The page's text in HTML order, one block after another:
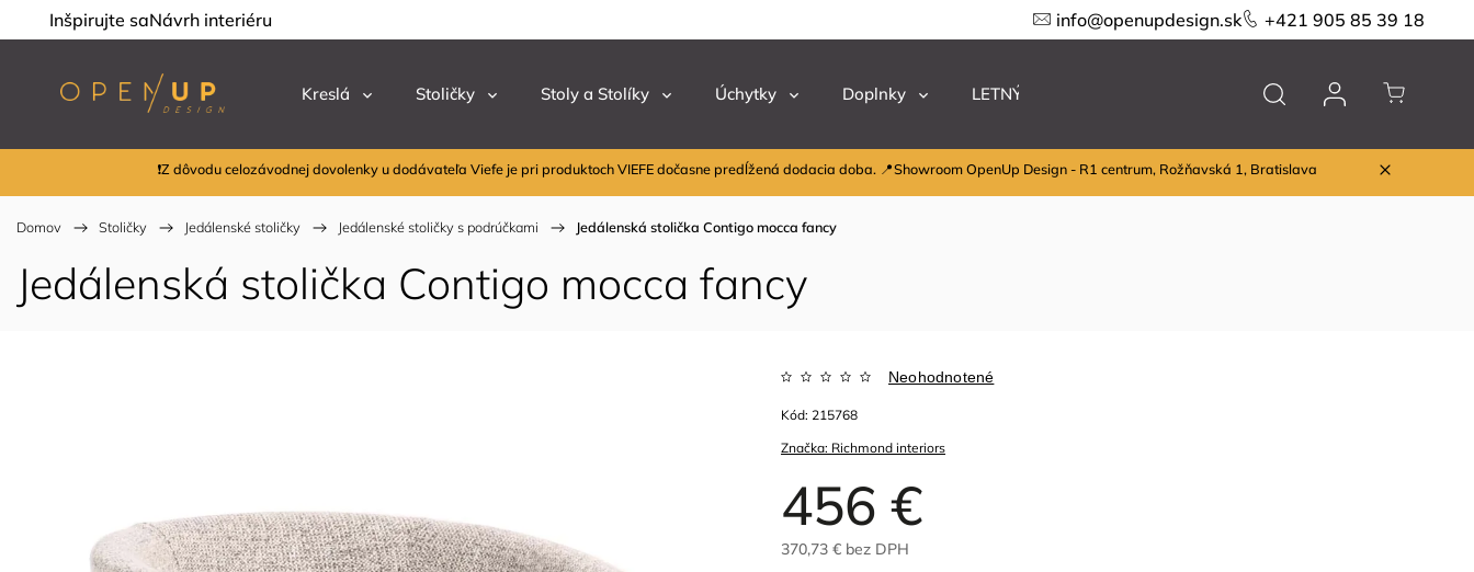
Inšpirujte saNávrh interiéru info@openupdesign.sk +421 905 85 39 18
Kreslá Stoličky Stoly a Stolíky Úchytky Doplnky LETNÝ VÝPREDAJ Značky
❗Z dôvodu celozávodnej dovolenky u dodávateľa Viefe je pri produktoch VIEFE dočasne predĺžená dodacia doba. 📍Showroom OpenUp Design - R1 centrum, Rožňavská 1, Bratislava
Domov / Stoličky / Jedálenské stoličky / Jedálenské stoličky s podrúčkami / Jedálenská stolička Contigo mocca fancy
Jedálenská stolička Contigo mocca fancy
Značka: Richmond interiors
Neohodnotené
456 €
370,73 € bez DPH
Kód: 215768